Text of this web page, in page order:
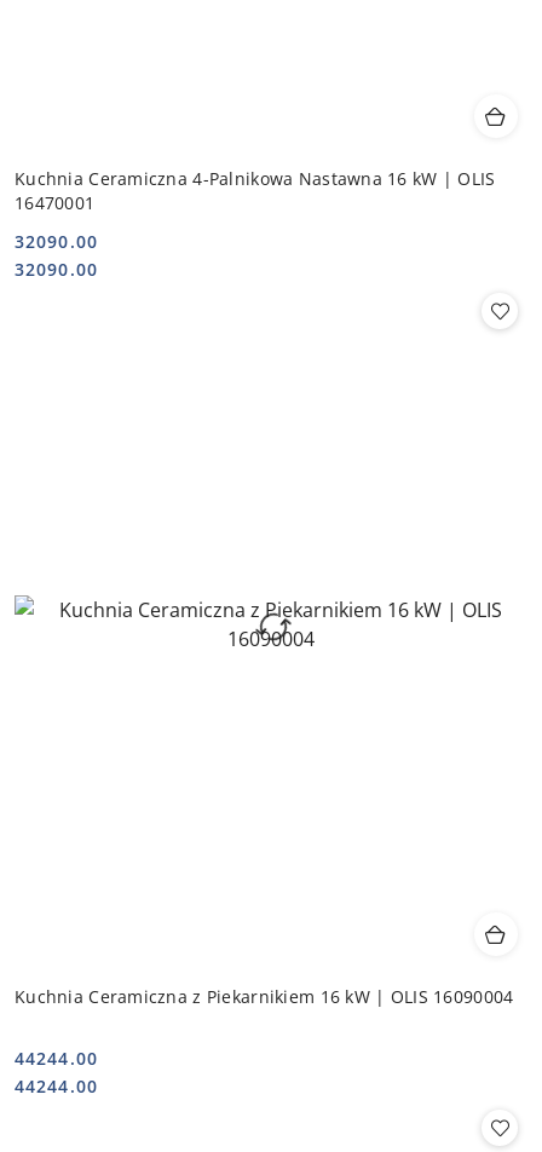
Kuchnia Ceramiczna 4-Palnikowa Nastawna 16 kW | OLIS
16470001
Cena:
32090.00
Cena:
32090.00
Kuchnia Ceramiczna z Piekarnikiem 16 kW | OLIS 16090004
Cena:
44244.00
Cena:
44244.00